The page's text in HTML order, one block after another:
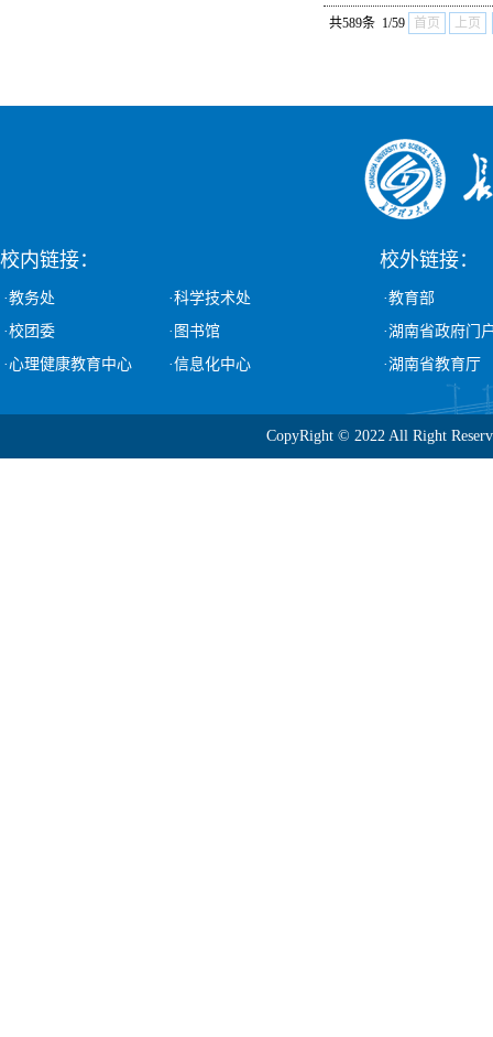
共589条 1/59 首页 上页
校内链接：
·教务处
·科学技术处
·校团委
·图书馆
·心理健康教育中心
·信息化中心
校外链接：
·教育部
·湖南省政府门
·湖南省教育厅
CopyRight © 2022 All Right